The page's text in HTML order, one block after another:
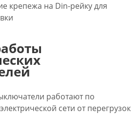
крепежа на Din-рейку для
работают по
сети от перегрузок